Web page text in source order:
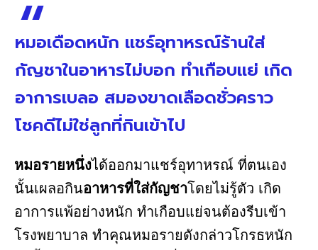
หมอเดือดหนัก แชร์อุทาหรณ์ร้านใส่
กัญชาในอาหารไม่บอก ทำเกือบแย่ เกิด
อาการเบลอ สมองขาดเลือดชั่วคราว
โชคดีไม่ใช่ลูกที่กินเข้าไป
หมอรายหนึ่งได้ออกมาแชร์อุทาหรณ์ ที่ตนเอง
นั้นเผลอกินอาหารที่ใส่กัญชาโดยไม่รู้ตัว เกิด
อาการแพ้อย่างหนัก ทำเกือบแย่จนต้องรีบเข้า
โรงพยาบาล ทำคุณหมอรายดังกล่าวโกรธหนัก